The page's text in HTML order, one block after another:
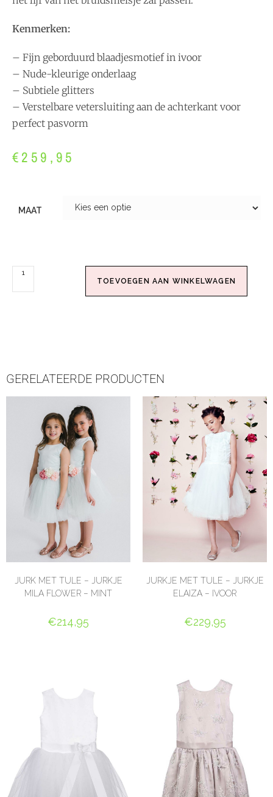
Kenmerken:
– Fijn geborduurd blaadjesmotief in ivoor
– Nude-kleurige onderlaag
– Subtiele glitters
– Verstelbare vetersluiting aan de achterkant voor
perfect pasvorm
€259,95
MAAT
TOEVOEGEN AAN WINKELWAGEN
GERELATEERDE PRODUCTEN
JURK MET TULE – JURKJE
MILA FLOWER – MINT
€214,95
JURKJE MET TULE – JURKJE
ELAIZA – IVOOR
€229,95